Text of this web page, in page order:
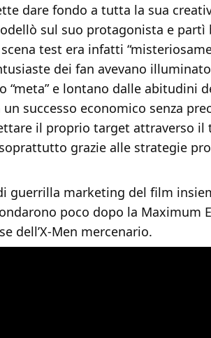
dare fondo a tutta la sua
sul suo protagonista e partì
test era infatti
dei fan avevano
“meta” e lontano dalle abitudini
successo economico senza
il proprio target attraverso il
grazie alle strategie
guerrilla marketing del film
poco dopo la Maximum
dell’X-Men mercenario.